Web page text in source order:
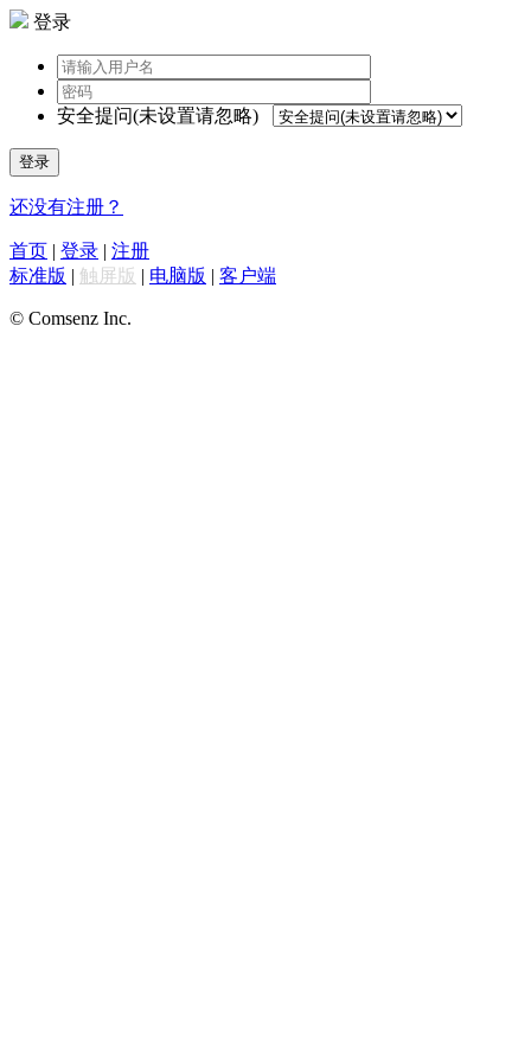
登录
安全提问(未设置请忽略)
登录
还没有注册？
首页 | 登录 | 注册
标准版 | 触屏版 | 电脑版 | 客户端
© Comsenz Inc.